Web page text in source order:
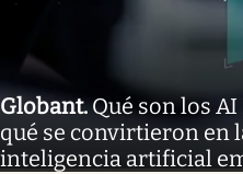
Globant.Qué son los
qué se convirtieron en
inteligencia artificial